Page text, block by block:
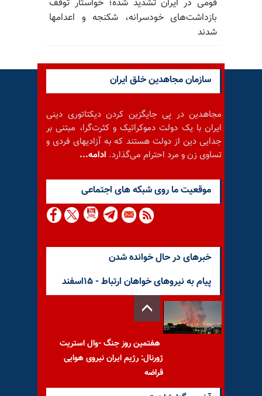
قومی در ایران تشدید شده؛ خواستار توقف
بازداشت‌های خودسرانه، شکنجه و اعدامها
شدند
سازمان مجاهدین خلق ایران
مجاهدین در پی جایگزین کردن دیکتاتوری دینی
ایران با یک دولت دموکراتیک و کثرت‌گرا، مبتنی بر
جدایی دین از دولت هستند که به آزادیهای فردی و
تساوی زن و مرد احترام می‌گذارد. ادامه...
موقعيت ما روى شبكه هاى اجتماعى
خبرهای در حال خوانده شدن
پیام به نیروهای خواهان ارتباط - ۱۵اسفند
هفتمین روز جنگ -وال استریت
ژورنال: رژیم ایران نیروی هوایی
قراضه